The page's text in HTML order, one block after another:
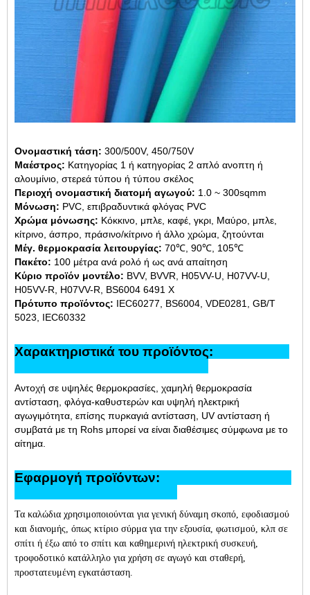
Ονομαστική τάση: 300/500V, 450/750V
Μαέστρος: Κατηγορίας 1 ή κατηγορίας 2 απλό ανοπτη ή
αλουμίνιο, στερεά τύπου ή τύπου σκέλος
Περιοχή ονομαστική διατομή αγωγού: 1.0 ~ 300sqmm
Μόνωση: PVC, επιβραδυντικά φλόγας PVC
Χρώμα μόνωσης: Κόκκινο, μπλε, καφέ, γκρι, Μαύρο, μπλε,
κίτρινο, άσπρο, πράσινο/κίτρινο ή άλλο χρώμα, ζητούνται
Μέγ. θερμοκρασία λειτουργίας: 70℃, 90℃, 105℃
Πακέτο: 100 μέτρα ανά ρολό ή ως ανά απαίτηση
Κύριο προϊόν μοντέλο: BVV, BVVR, H05VV-U, H07VV-U,
H05VV-R, H07VV-R, BS6004 6491 X
Πρότυπο προϊόντος: IEC60277, BS6004, VDE0281, GB/T
5023, IEC60332
Χαρακτηριστικά του προϊόντος:
Αντοχή σε υψηλές θερμοκρασίες, χαμηλή θερμοκρασία
αντίσταση, φλόγα-καθυστερών και υψηλή ηλεκτρική
αγωγιμότητα, επίσης πυρκαγιά αντίσταση, UV αντίσταση ή
συμβατά με τη Rohs μπορεί να είναι διαθέσιμες σύμφωνα με το
αίτημα.
Εφαρμογή προϊόντων:
Τα καλώδια χρησιμοποιούνται για γενική δύναμη σκοπό, εφοδιασμού
και διανομής, όπως κτίριο σύρμα για την εξουσία, φωτισμού, κλπ σε
σπίτι ή έξω από το σπίτι και καθημερινή ηλεκτρική συσκευή,
τροφοδοτικό κατάλληλο για χρήση σε αγωγό και σταθερή,
προστατευμένη εγκατάσταση.